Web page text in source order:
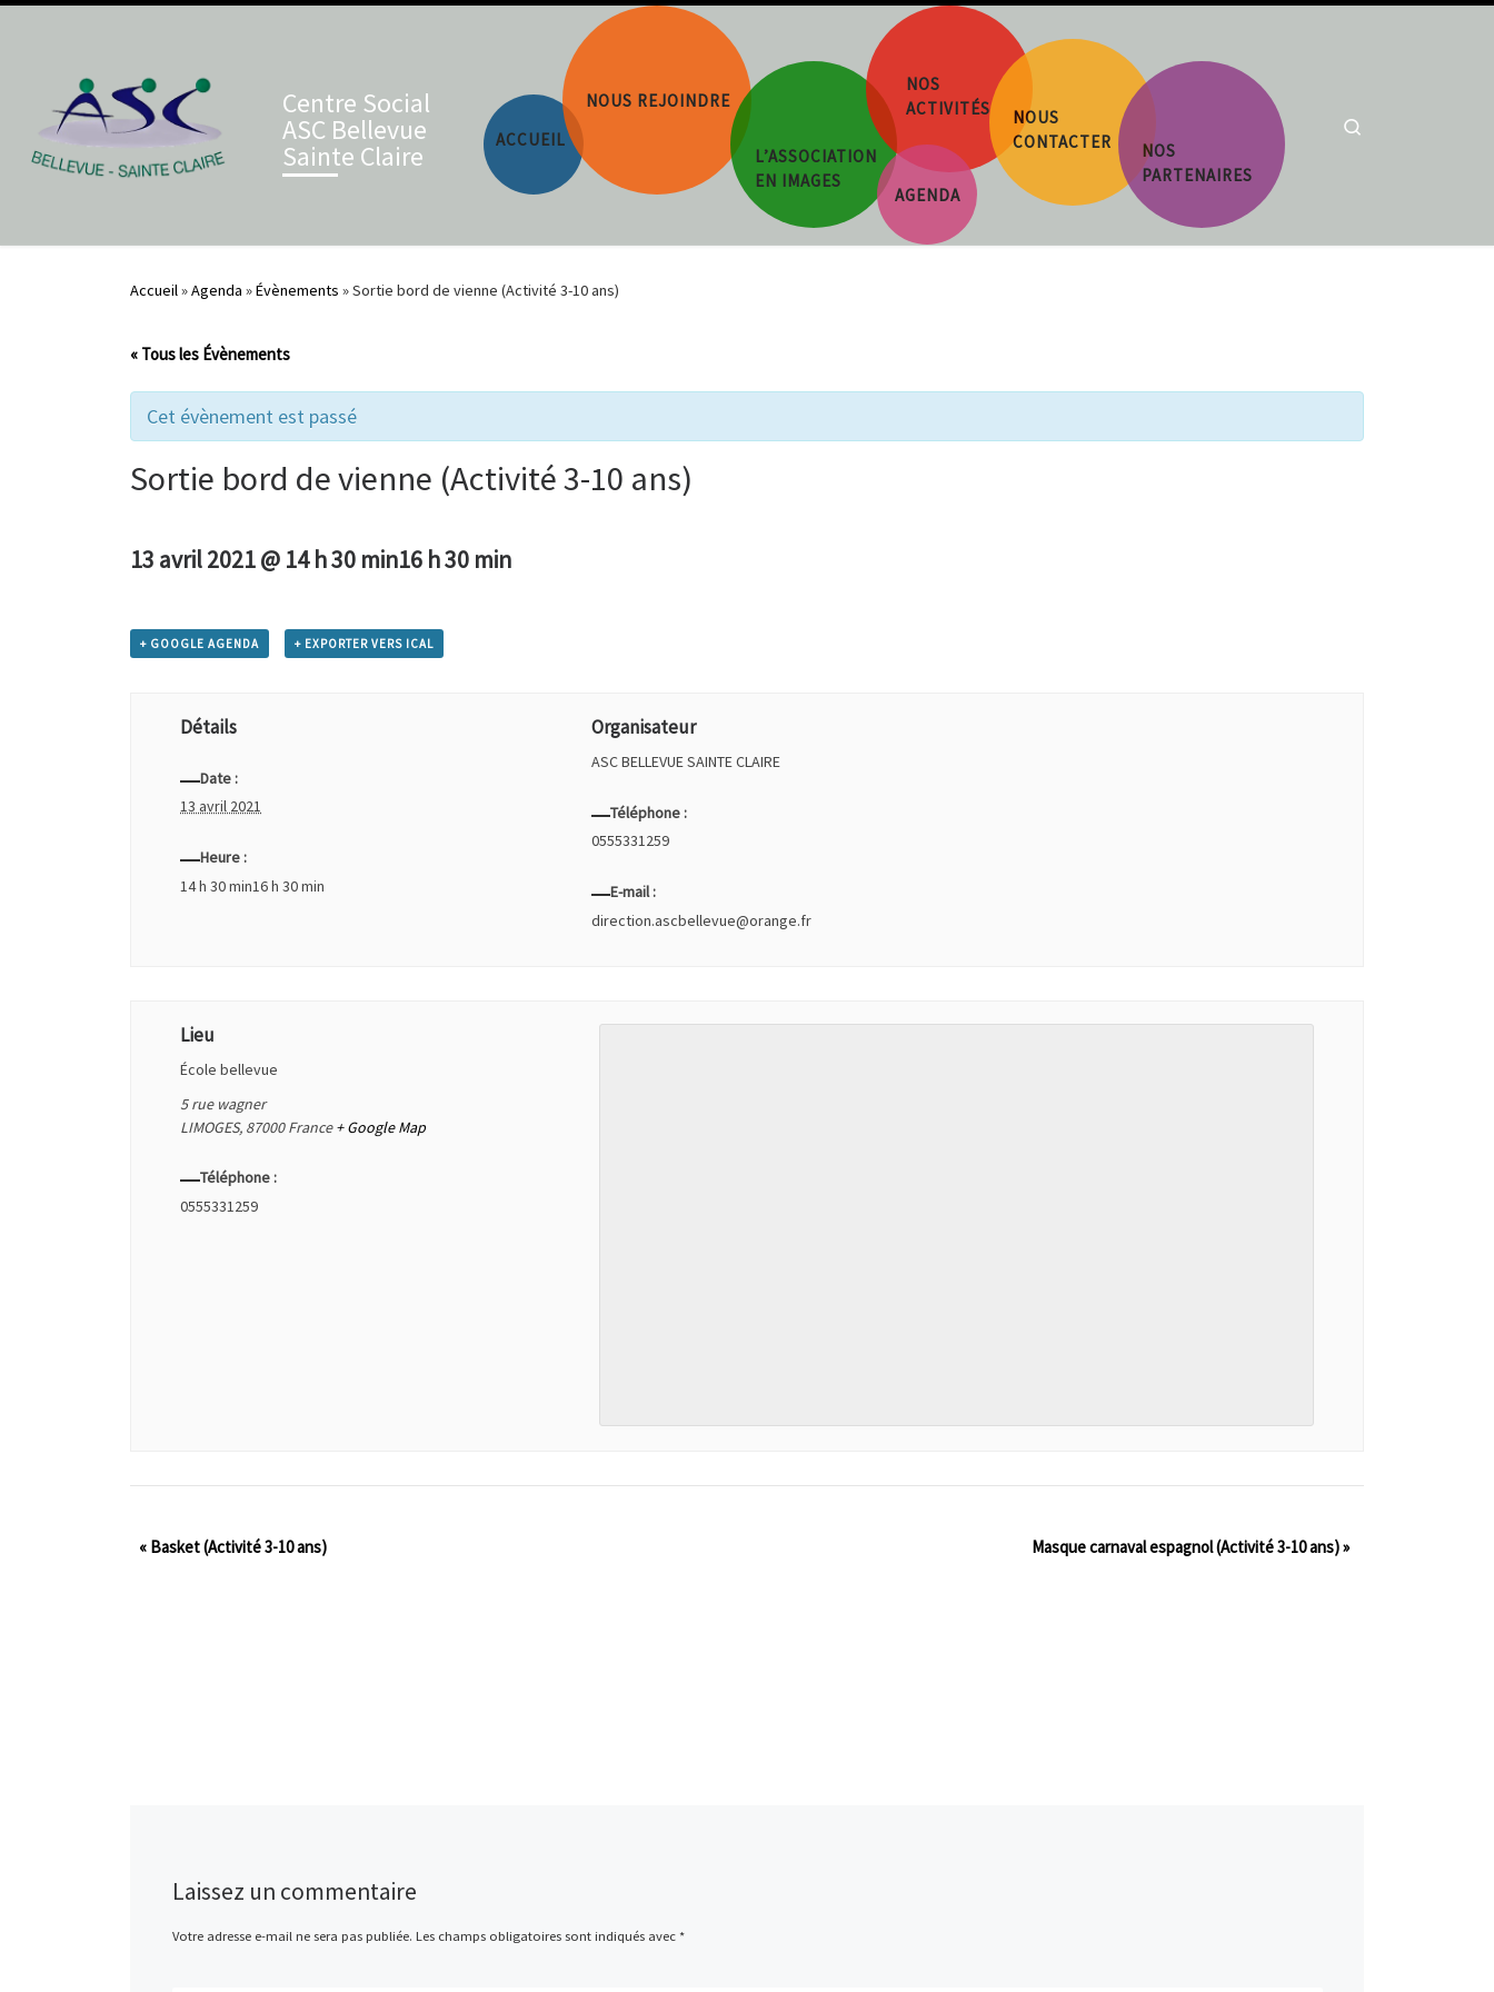
Centre Social
ASC Bellevue
Sainte Claire ACCUEIL
NOUS REJOINDRE
L’ASSOCIATION
EN IMAGES
NOS
ACTIVITÉS
NOUS
CONTACTER
NOS
PARTENAIRES
AGENDA
Accueil »Agenda »Évènements »Sortie bord de vienne (Activité 3-10 ans)
« Tous les Évènements
Cet évènement est passé
Sortie bord de vienne (Activité 3-10 ans)
13 avril 2021 @ 14 h 30 min16 h 30 min
+ GOOGLE AGENDA + EXPORTER VERS ICAL
Détails
Date :
13 avril 2021
Heure :
14 h 30 min16 h 30 min
Organisateur
ASC BELLEVUE SAINTE CLAIRE
Téléphone :
0555331259
E-mail :
direction.ascbellevue@orange.fr
Lieu
École bellevue
5 rue wagner
LIMOGES, 87000 France + Google Map
Téléphone :
0555331259
« Basket (Activité 3-10 ans) Masque carnaval espagnol (Activité 3-10 ans)»
Laissez un commentaire
Votre adresse e-mail ne sera pas publiée. Les champs obligatoires sont indiqués avec *